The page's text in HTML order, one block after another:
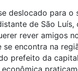
deslocado para o
de São Luís,
rever amigos
se encontra na
prefeito da